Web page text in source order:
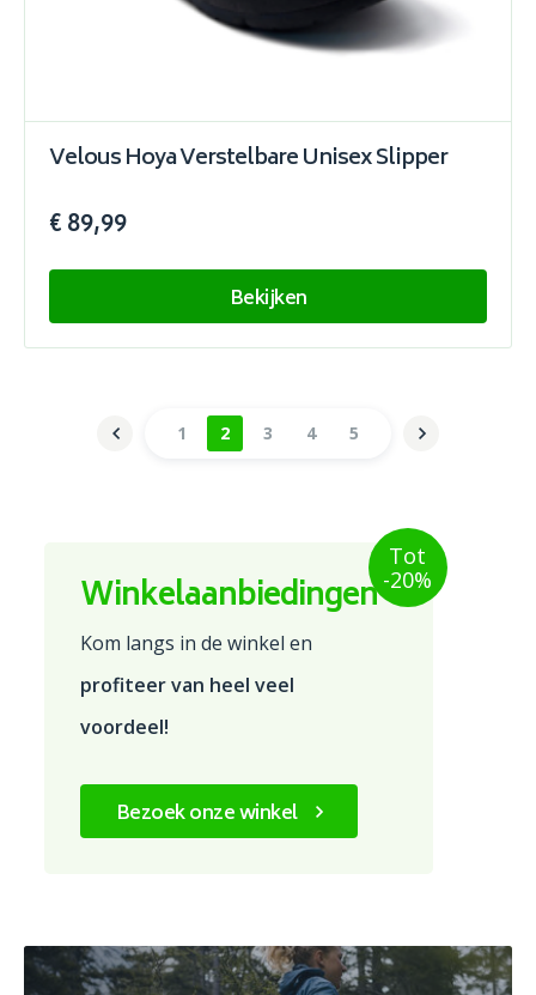
Winkelaanbiedingen
Kom langs in de winkel en
profiteer van heel veel
voordeel!
Bezoek onze winkel
Tot
-20%
Velous Hoya Verstelbare Unisex Slipper
€ 89,99
Bekijken
1 2 3 4 5